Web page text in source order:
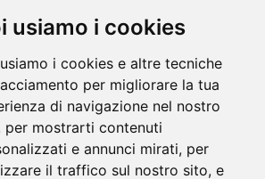
usiamo i cookies
i cookies e altre tecniche
per migliorare la tua
di navigazione nel nostro
per mostrarti contenuti
e annunci mirati, per
il traffico sul nostro sito, e
CONTATTACI